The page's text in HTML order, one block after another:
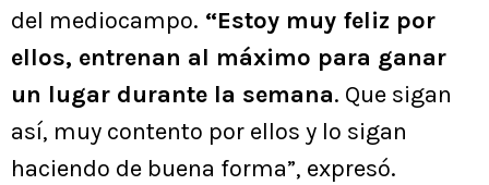
del mediocampo. “Estoy muy feliz por
ellos, entrenan al máximo para ganar
un lugar durante la semana. Que sigan
así, muy contento por ellos y lo sigan
haciendo de buena forma”, expresó.